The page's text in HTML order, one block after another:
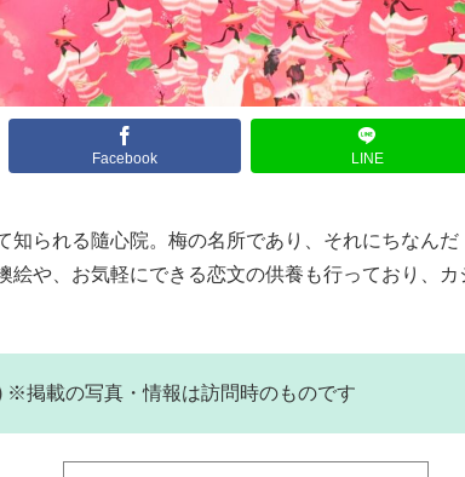
Facebook LINE
知られる隨心院。梅の名所であり、それにちなん
絵や、お気軽にできる恋文の供養も行っており、
※掲載の写真・情報は訪問時のものです